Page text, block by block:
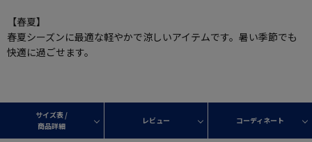
【春夏】
春夏シーズンに最適な軽やかで涼しいアイテムです。暑い季節でも
快適に過ごせます。
サイズ表 /
商品詳細
レビュー コーディネート